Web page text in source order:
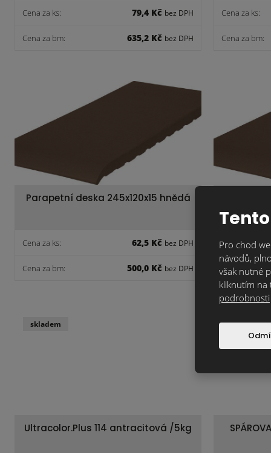
Cena za ks: 79,4 Kč bez DPH
Cena za bm: 635,2 Kč bez DPH
Cena za ks:
Cena za bm:
Parapetní deska 245x120x15 hnědá
Cena za ks: 62,5 Kč bez DPH
Cena za bm: 500,0 Kč bez DPH
Cena za ks:
Cena za bm:
Ultracolor.Plus 114 antracitová /5kg
skladem skladem
Pro chod
návodů,
však nutné
kliknutím na
podrobnosti